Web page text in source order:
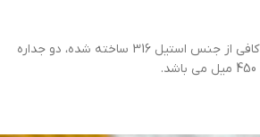
تراول ماگ دماسنج دار مای کافی از جنس استیل 316 ساخته شده، دو جداره